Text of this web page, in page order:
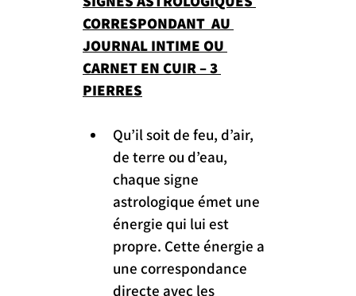
CORRESPONDANT  AU
JOURNAL INTIME OU
CARNET EN CUIR – 3
PIERRES
Qu’il soit de feu, d’air,
de terre ou d’eau,
chaque signe
astrologique émet une
énergie qui lui est
propre. Cette énergie a
une correspondance
directe avec les